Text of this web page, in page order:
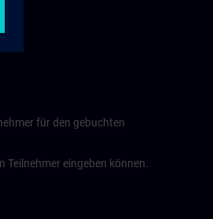
für den gebuchten
eingeben können.